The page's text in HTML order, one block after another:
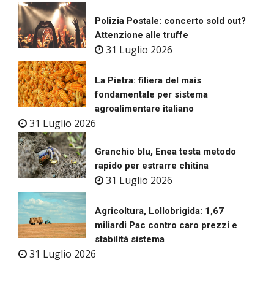
Polizia Postale: concerto sold out?
Attenzione alle truffe
31 Luglio 2026
La Pietra: filiera del mais
fondamentale per sistema
agroalimentare italiano
31 Luglio 2026
Granchio blu, Enea testa metodo
rapido per estrarre chitina
31 Luglio 2026
Agricoltura, Lollobrigida: 1,67
miliardi Pac contro caro prezzi e
stabilità sistema
31 Luglio 2026